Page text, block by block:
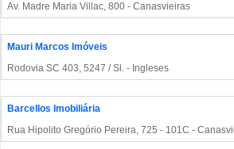
Av. Madre Maria Villac, 800 - Canasvieiras
Mauri Marcos Imóveis
Rodovia SC 403, 5247 / Sl. - Ingleses
Barcellos Imobiliária
Rua Hipolito Gregório Pereira, 725 - 101C -